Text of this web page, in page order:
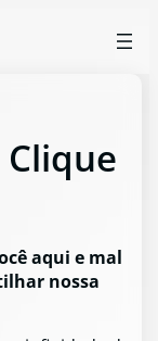
aqui e mal
nossa